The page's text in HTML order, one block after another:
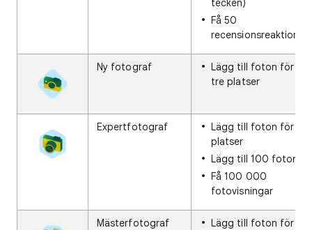
tecken)
Få 50
recensionsreaktioner
Ny fotograf
Lägg till foton för
tre platser
Expertfotograf
Lägg till foton för 25
platser
Lägg till 100 foton
Få 100 000
fotovisningar
Mästerfotograf
Lägg till foton för